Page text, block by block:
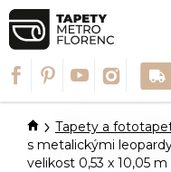
Přejít
na
obsah
DomůTapety a
s metalickými
velikost 0,53 x 10,05 m